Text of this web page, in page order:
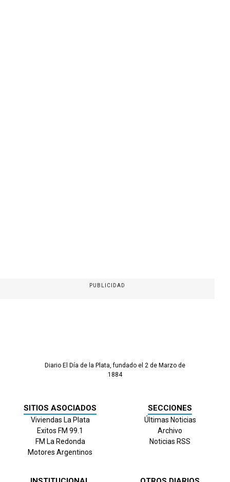
PUBLICIDAD
Diario El Día de la Plata, fundado el 2 de Marzo de
1884
SITIOS ASOCIADOS
Viviendas La Plata
Exitos FM 99.1
FM La Redonda
Motores Argentinos
SECCIONES
Últimas Noticias
Archivo
Noticias RSS